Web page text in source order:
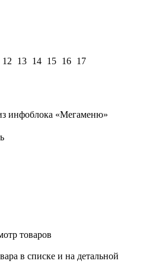
12 13 14 15 16 17
инфоблока «Мегаменю»
товаров
в списке и на детальной